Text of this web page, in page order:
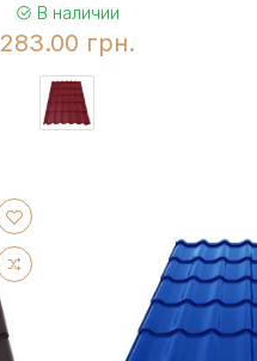
В наличии
283.00 грн.